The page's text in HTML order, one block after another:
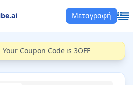
Μεταγραφή
Your Coupon Code is 3OFF